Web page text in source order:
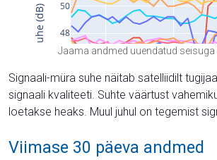
Jaama andmed uuendatud seisuga
Signaali-müra suhe näitab satelliidilt
signaali kvaliteeti. Suhte väärtust
loetakse heaks. Muul juhul on tegemist
Viimase 30 päeva andmed